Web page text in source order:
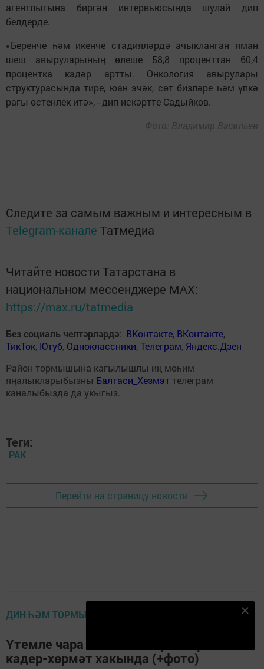
агентлыгына биргән интервьюсында шулай дип
белдерде.
«Беренче һәм икенче стадияләрдә ачыкланган яман
шеш авыруларының өлеше 58,8 проценттан 60,4
процентка кадәр артты. Онкология авырулары
структурасында тире, юан эчәк, сөт бизләре һәм үпкә
рагы өстенлек итә», - дип искәртте Садыйков.
Фото: Владимир Васильев
Следите за самым важным и интересным в
Telegram-канале Татмедиа
Читайте новости Татарстана в
национальном мессенджере MАХ:
https://max.ru/tatmedia
Без социаль челтәрләрдә: ВКонтакте, ВКонтакте,
ТикТок, Ютуб, Одноклассники,Телеграм, Яндекс.Дзен
Район тормышына кагылышлы иң мөһим
яңалыкларыбызны Балтаси_Хезмэт телеграм
каналыбызда да укыгыз.
Теги:
РАК
Перейти на страницу новости
ДИН ҺӘМ ТОРМЫШ
Үтемле чара яки өлкәннәргә карата
кадер-хөрмәт хакында (+фото)